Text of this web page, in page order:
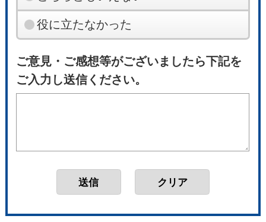
役に立たなかった
ご意見・ご感想等がございましたら下記を
ご入力し送信ください。